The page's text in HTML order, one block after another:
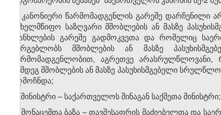
ძ) კანონიერი წარმომადგენლის გარეშე
სახელმწიფო საზღვარი მშობლების ან მასზე
თანხლების გარეშე გადმოკვეთა და რომელიც
სარგებლობს მშობლების ან მასზე
წარმომადგენლობით, აგრეთვე
შემდეგ მშობლების ან მასზე პასუხისმგებელი
აღმოჩნდა;
წ) მინისტრი – საქართველოს შინაგან საქმეთა მინისტრი;
ჭ) მონაცემთა ბაზა – თავშესაფრის მაძიებელთა და